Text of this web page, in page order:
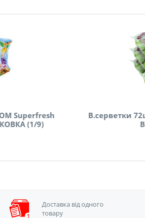
В.серветки 72шт з КЛАПАНОМ
Доставка від одного
товару